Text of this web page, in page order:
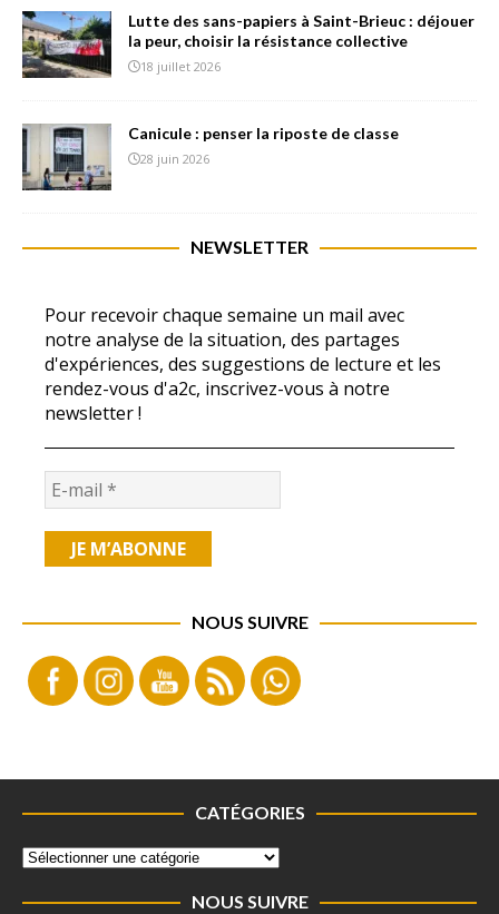
Lutte des sans-papiers à Saint-Brieuc : déjouer
la peur, choisir la résistance collective
18 juillet 2026
Canicule : penser la riposte de classe
28 juin 2026
NEWSLETTER
Pour recevoir chaque semaine un mail avec
notre analyse de la situation, des partages
d'expériences, des suggestions de lecture et les
rendez-vous d'a2c, inscrivez-vous à notre
newsletter !
NOUS SUIVRE
CATÉGORIES
NOUS SUIVRE